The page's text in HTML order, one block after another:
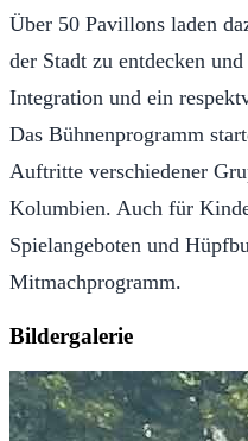
Über 50 Pavillons laden
der Stadt zu entdecken
Integration und ein
Das Bühnenprogramm
Auftritte verschiedener
Kolumbien. Auch für
Spielangeboten und
Mitmachprogramm.
Bildergalerie